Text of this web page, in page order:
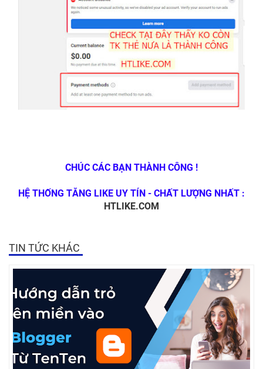
CHÚC CÁC BẠN THÀNH CÔNG !
HỆ THỐNG TĂNG LIKE UY TÍN - CHẤT LƯỢNG NHẤT :
HTLIKE.COM
TIN TỨC KHÁC